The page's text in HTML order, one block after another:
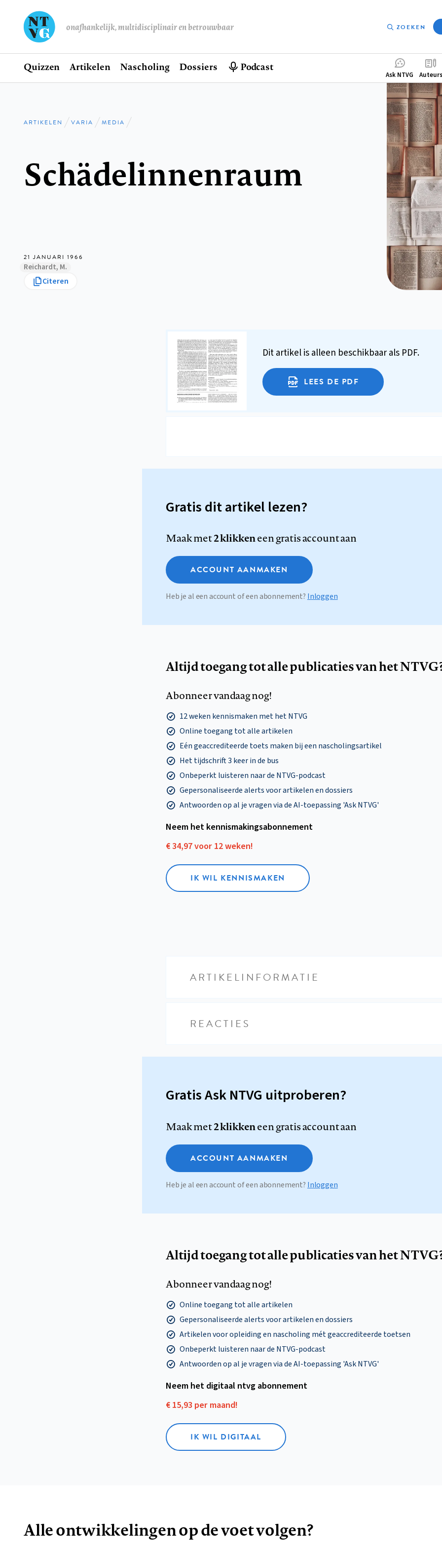
onafhankelijk, multidisciplinair en betrouwbaar ZOEKEN
Hoofdnavigatie
Home
Quizzen Artikelen Nascholing Dossiers Podcast
menu
Ask NTVG Auteurs
Kruimelpad
ARTIKELEN VARIA MEDIA
Schädelinnenraum
21 JANUARI 1966
Reichardt, M.
Citeren
Dit artikel is alleen beschikbaar als PDF.
LEES DE PDF
Gratis dit artikel lezen?
Maak met2 klikkeneen gratis account aan
ACCOUNT AANMAKEN
Heb je al een account of een abonnement? Inloggen
Altijd toegang tot alle publicaties van het
Abonneer vandaag nog!
12 weken kennismaken met het NTVG
Online toegang tot alle artikelen
Eén geaccrediteerde toets maken bij een nascholingsartikel
Het tijdschrift 3 keer in de bus
Onbeperkt luisteren naar de NTVG-podcast
Gepersonaliseerde alerts voor artikelen en dossiers
Antwoorden op al je vragen via de AI-toepassing 'Ask NTVG'
Neem het kennismakings­abonnement
€ 34,97 voor 12 weken!
IK WIL KENNISMAKEN
ARTIKELINFORMATIE
REACTIES
Gratis Ask NTVG uitproberen?
Maak met2 klikkeneen gratis account aan
ACCOUNT AANMAKEN
Heb je al een account of een abonnement? Inloggen
Altijd toegang tot alle publicaties van het
Abonneer vandaag nog!
Online toegang tot alle artikelen
Gepersonaliseerde alerts voor artikelen en dossiers
Artikelen voor opleiding en nascholing mét geaccrediteerde toetsen
Onbeperkt luisteren naar de NTVG-podcast
Antwoorden op al je vragen via de AI-toepassing 'Ask NTVG'
Neem het digitaal ntvg abonnement
€ 15,93 per maand!
IK WIL DIGITAAL
Alle ontwikkelingen op de voet volgen?